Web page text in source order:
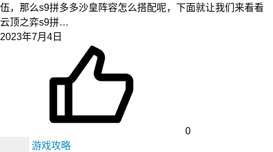
伍，那么s9拼多多沙皇阵容怎么搭配呢，下面就让我们来看看
云顶之弈s9拼…
2023年7月4日
0
游戏攻略